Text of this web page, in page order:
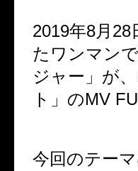
2019年8月
たワンマン
ジャー」が
ト」のMV
今回のテーマ